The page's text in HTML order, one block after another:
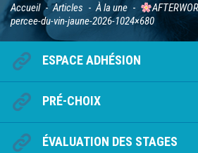
Accueil Articles À la une
percee-du-vin-jaune-2026-1024×680
ESPACE ADHÉSION
PRÉ-CHOIX
ÉVALUATION DES STAGES